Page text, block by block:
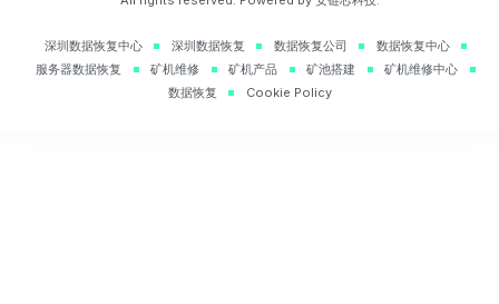
深圳数据恢复中心 深圳数据恢复 数据恢复公司
数据恢复中心
服务器数据恢复
矿机维修 矿机产品 矿池搭建
矿机维修中心
数据恢复
Cookie Policy